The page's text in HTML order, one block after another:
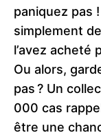
paniquez pas
simplement
l’avez acheté
Ou alors,
pas ? Un
000 cas
être une